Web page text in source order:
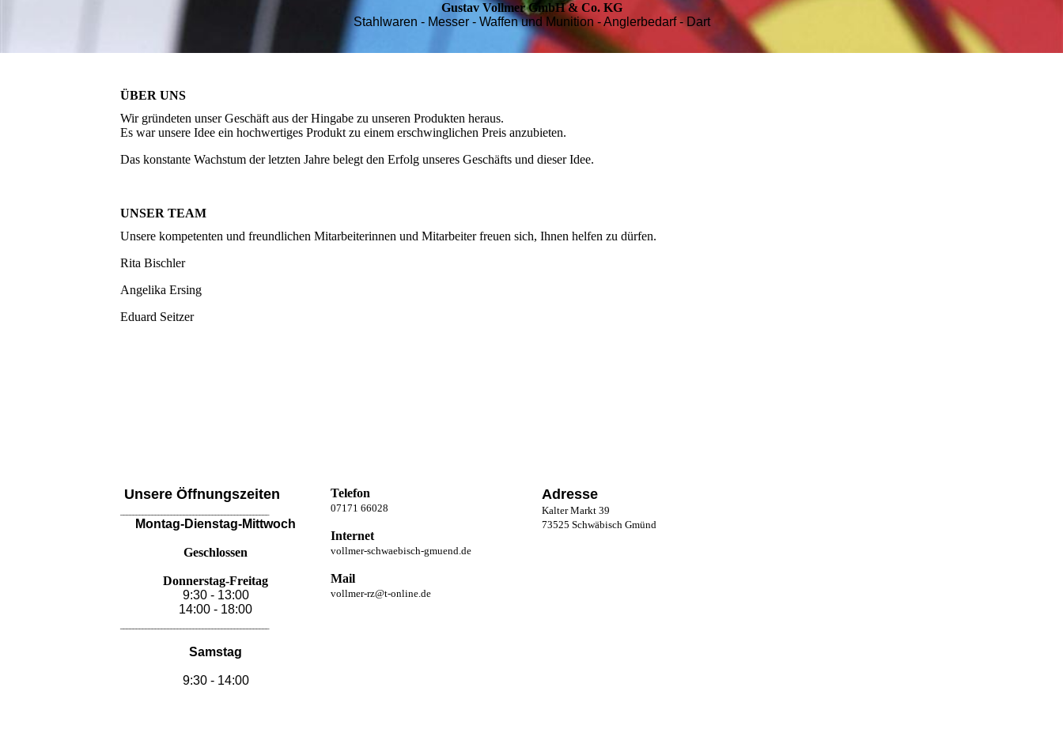
Gustav Vollmer GmbH & Co. KG
Stahlwaren - Messer - Waffen und Munition - Anglerbedarf - Dart
ÜBER UNS
Wir gründeten unser Geschäft aus der Hingabe zu unseren Produkten heraus.
Es war unsere Idee ein hochwertiges Produkt zu einem erschwinglichen Preis anzubieten.
Das konstante Wachstum der letzten Jahre belegt den Erfolg unseres Geschäfts und dieser Idee.
UNSER TEAM
Unsere kompetenten und freundlichen Mitarbeiterinnen und Mitarbeiter freuen sich, Ihnen helfen zu dürfen.
Rita Bischler
Angelika Ersing
Eduard Seitzer
Unsere Öffnungszeiten
Montag-Dienstag-Mittwoch
Geschlossen
Donnerstag-Freitag
9:30 - 13:00
14:00 - 18:00
Samstag
9:30 - 14:00
Telefon
07171 66028
Internet
vollmer-schwaebisch-gmuend.de
Mail
vollmer-rz@t-online.de
Adresse
Kalter Markt 39
73525 Schwäbisch Gmünd